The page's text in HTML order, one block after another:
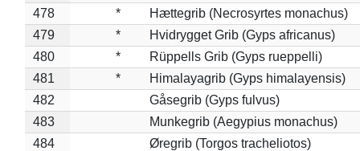
478
*
Hættegrib (Necrosyrtes monachus)
479
*
Hvidrygget Grib (Gyps africanus)
480
*
Rüppells Grib (Gyps rueppelli)
481
*
Himalayagrib (Gyps himalayensis)
482
Gåsegrib (Gyps fulvus)
483
Munkegrib (Aegypius monachus)
484
Øregrib (Torgos tracheliotos)